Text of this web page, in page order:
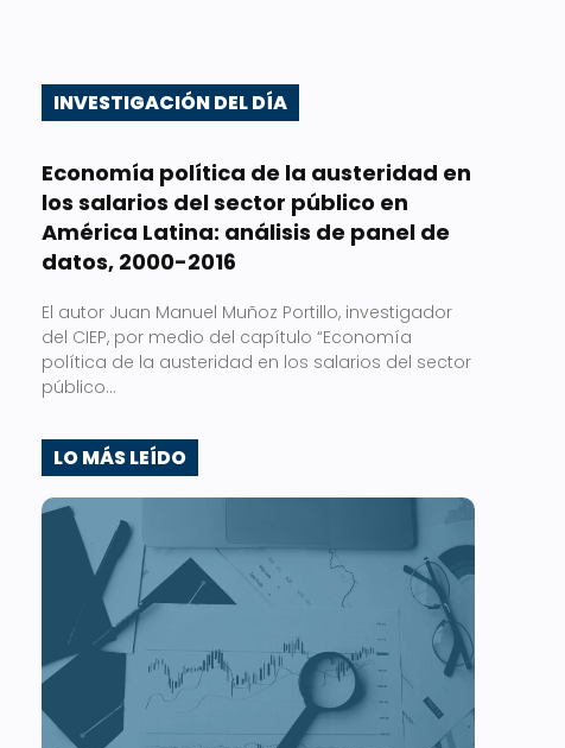
INVESTIGACIÓN DEL DÍA
Economía política de la austeridad en
los salarios del sector público en
América Latina: análisis de panel de
datos, 2000-2016
El autor Juan Manuel Muñoz Portillo, investigador
del CIEP, por medio del capítulo “Economía
política de la austeridad en los salarios del sector
público...
LO MÁS LEÍDO